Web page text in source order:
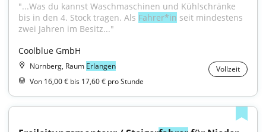
"...Was du kannst Waschmaschinen und Kühlschränke
bis in den 4. Stock tragen. Als Fahrer*in seit mindestens
zwei Jahren im Besitz..."
Coolblue GmbH
Nürnberg, Raum Erlangen
Vollzeit
Von 16,00 € bis 17,60 € pro Stunde